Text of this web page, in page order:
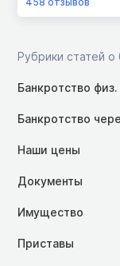
Рубрики статей о
Банкротство
Банкротство
Наши цены
Документы
Имущество
Приставы